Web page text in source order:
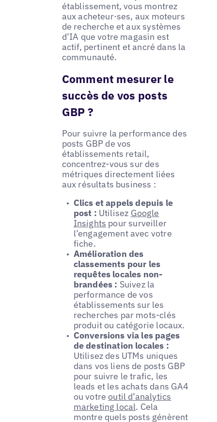
établissement, vous montrez
aux acheteur·ses, aux moteurs
de recherche et aux systèmes
d’IA que votre magasin est
actif, pertinent et ancré dans la
communauté.
Comment mesurer le
succès de vos posts
GBP ?
Pour suivre la performance des
posts GBP de vos
établissements retail,
concentrez-vous sur des
métriques directement liées
aux résultats business :
Clics et appels depuis le
post : Utilisez Google
Insights pour surveiller
l’engagement avec votre
fiche.
Amélioration des
classements pour les
requêtes locales non-
brandées : Suivez la
performance de vos
établissements sur les
recherches par mots-clés
produit ou catégorie locaux.
Conversions via les pages
de destination locales :
Utilisez des UTMs uniques
dans vos liens de posts GBP
pour suivre le trafic, les
leads et les achats dans GA4
ou votre outil d’analytics
marketing local. Cela
montre quels posts génèrent